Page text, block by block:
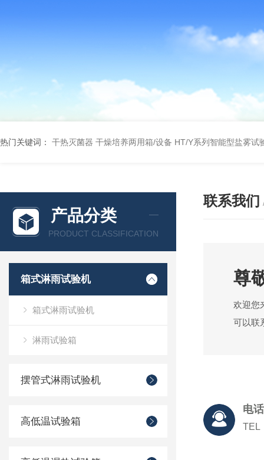
热门关键词： 干热灭菌器 干燥培养两用箱/设备 HT/Y系列智能型盐雾试
产品分类
PRODUCT CLASSIFICATION
箱式淋雨试验机
箱式淋雨试验机
淋雨试验箱
摆管式淋雨试验机
高低温试验箱
联系我们
尊
欢迎您
可以联
电话
TEL